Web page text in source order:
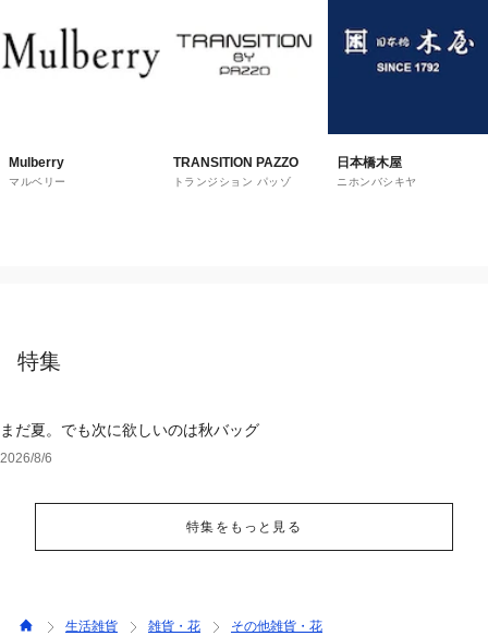
Mulberry
マルベリー
TRANSITION PAZZO
トランジション パッゾ
日本橋木屋
ニホンバシキヤ
特集
まだ夏。でも次に欲しいのは秋バッグ
2026/8/6
特集をもっと見る
生活雑貨 雑貨・花
その他雑貨・花